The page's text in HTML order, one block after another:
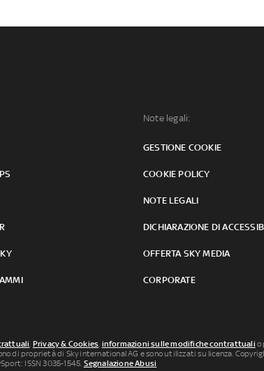
Note legali:
GESTIONE COOKIE
COOKIE POLICY
NOTE LEGALI
DICHIARAZIONE DI
OFFERTA SKY MEDIA
CORPORATE
, Privacy & Cookies, informazioni sulle modifiche contrattuali o
proprietà di Sky international AG e sono utilizzati su licenza.
ISSN 3035-1545. Segnalazione Abusi